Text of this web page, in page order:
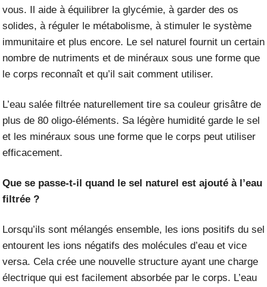
vous. Il aide à équilibrer la glycémie, à garder des os
solides, à réguler le métabolisme, à stimuler le système
immunitaire et plus encore. Le sel naturel fournit un certain
nombre de nutriments et de minéraux sous une forme que
le corps reconnaît et qu’il sait comment utiliser.
L’eau salée filtrée naturellement tire sa couleur grisâtre de
plus de 80 oligo-éléments. Sa légère humidité garde le sel
et les minéraux sous une forme que le corps peut utiliser
efficacement.
Que se passe-t-il quand le sel naturel est ajouté à l’eau
filtrée ?
Lorsqu’ils sont mélangés ensemble, les ions positifs du sel
entourent les ions négatifs des molécules d’eau et vice
versa. Cela crée une nouvelle structure ayant une charge
électrique qui est facilement absorbée par le corps. L’eau